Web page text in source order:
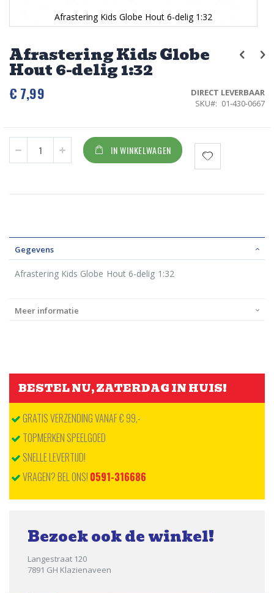
Afrastering Kids Globe
Hout 6-delig 1:32
€ 7,99
DIRECT LEVERBAAR
SKU
01-430-0667
IN WINKELWAGEN
Afrastering Kids Globe Hout 6-delig 1:32
het
begin
van
de
afbeeldingen-
Gegevens
Afrastering Kids Globe Hout 6-delig 1:32
Meer informatie
BESTEL NU, ZATERDAG IN HUIS!
GRATIS VERZENDING VANAF € 99,-
TOPMERKEN SPEELGOED
SNELLE LEVERTIJD!
VRAGEN? BEL ONS! 0591-316686
Bezoek ook de winkel!
Langestraat 120
7891 GH Klazienaveen